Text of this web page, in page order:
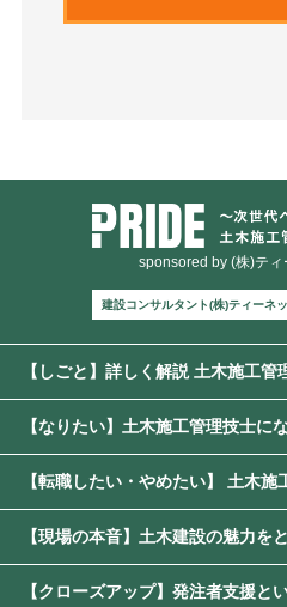
sponsored by (株)ティ
建設コンサルタント(株)ティーネ
【しごと】詳しく解説 土木施工管
【なりたい】土木施工管理技士に
【転職したい・やめたい】 土木
【現場の本音】土木建設の魅力を
【クローズアップ】発注者支援と